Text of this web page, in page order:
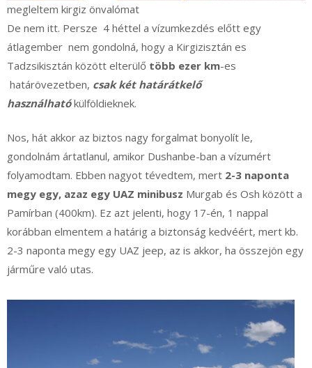
megleltem kirgiz önvalómat
De nem itt. Persze 4 héttel a vízumkezdés előtt egy
átlagember nem gondolná, hogy a Kirgizisztán es
Tadzsikisztán között elterülő több ezer km-es
határövezetben, csak két határátkelő
használhatókülföldieknek.
Nos, hát akkor az biztos nagy forgalmat bonyolít le,
gondolnám ártatlanul, amikor Dushanbe-ban a vízumért
folyamodtam. Ebben nagyot tévedtem, mert 2-3 naponta
megy egy, azaz egy UAZ minibusz Murgab és Osh között a
Pamírban (400km). Ez azt jelenti, hogy 17-én, 1 nappal
korábban elmentem a határig a biztonság kedvéért, mert kb.
2-3 naponta megy egy UAZ jeep, az is akkor, ha összejön egy
járműre való utas.